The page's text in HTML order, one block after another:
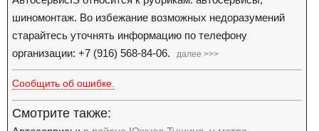
шиномонтаж. Во избежание возможных недоразумений
старайтесь уточнять информацию по телефону
организации: +7 (916) 568-84-06.
далее >>>
Сообщить об ошибке.
Смотрите также: